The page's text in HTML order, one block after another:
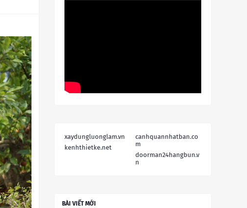
xaydungluonglam.vn
canhquannhatban.co
m
kenhthietke.net
doorman24hangbun.v
n
BÀI VIẾT MỚI